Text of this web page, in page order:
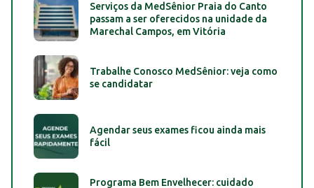
Serviços da MedSênior Praia do Canto
passam a ser oferecidos na unidade da
Marechal Campos, em Vitória
Trabalhe Conosco MedSênior: veja como
se candidatar
Agendar seus exames ficou ainda mais
fácil
Programa Bem Envelhecer: cuidado